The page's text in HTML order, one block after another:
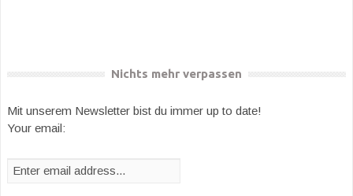
Nichts mehr verpassen
Mit unserem Newsletter bist du immer up to date!
Your email: